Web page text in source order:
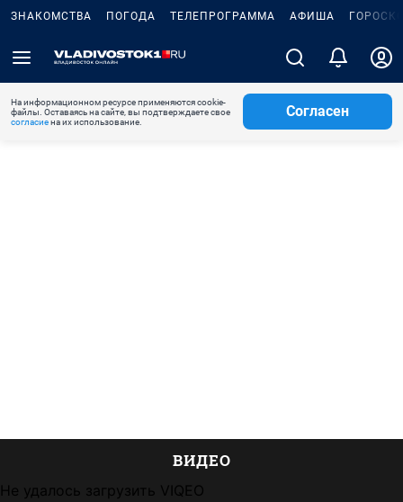
ЗНАКОМСТВА ПОГОДА ТЕЛЕПРОГРАММА АФИША
На информационном ресурсе применяются cookie-
файлы. Оставаясь на сайте, вы подтверждаете свое
согласиена их использование.
Согласен
ВИДЕО
Не удалось загрузить VIQEO